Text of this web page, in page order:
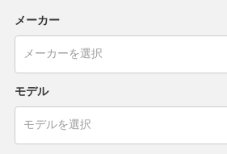
メーカー
モデル